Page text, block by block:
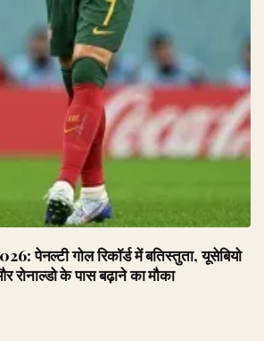
पेनल्टी गोल रिकॉर्ड में बतिस्तुता, यूसेबियो
रोनाल्डो के पास बढ़ाने का मौका